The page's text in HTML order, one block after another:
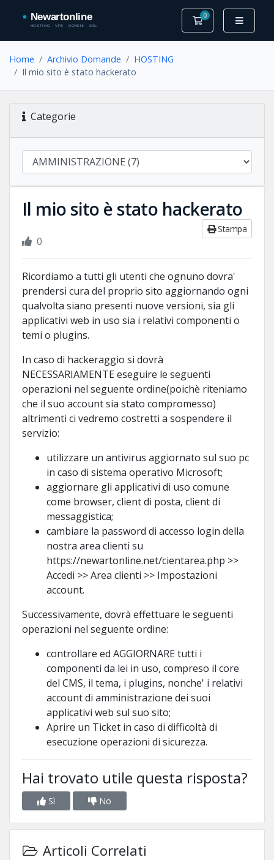
0
Carrello
Home Archivio Domande
HOSTING
Il mio sito è stato hackerato
Categorie
Il mio sito è stato hackerato
Stampa
0
Ricordiamo a tutti gli utenti che ognuno dovra'
prendersi cura del proprio sito aggiornando ogni
qualvolta siano presenti nuove versioni, sia gli
applicativi web in uso sia i relativi componenti o
temi o plugins.
In caso di hackeraggio si dovrà
NECESSARIAMENTE eseguire le seguenti
operazioni nel seguente ordine(poichè riteniamo
che il suo account sia stato compromesso)
altrimenti ci vedremo costretti a sospendere il
servizio:
utilizzare un antivirus aggiornato sul suo pc
in caso di sistema operativo Microsoft;
aggiornare gli applicativi di uso comune
come browser, client di posta, client di
messaggistica;
cambiare la password di accesso login della
nostra area clienti su
https://newartonline.net/cientarea.php >>
Accedi >> Area clienti >> Impostazioni
account.
Successivamente, dovrà effettuare le seguenti
operazioni nel seguente ordine:
controllare ed AGGIORNARE tutti i
componenti da lei in uso, compreso il core
del CMS, il tema, i plugins, nonche' i relativi
account di amministrazione dei suoi
applicativi web sul suo sito;
Aprire un Ticket in caso di difficoltà di
esecuzione operazioni di sicurezza.
Hai trovato utile questa risposta?
Sì No
Articoli Correlati